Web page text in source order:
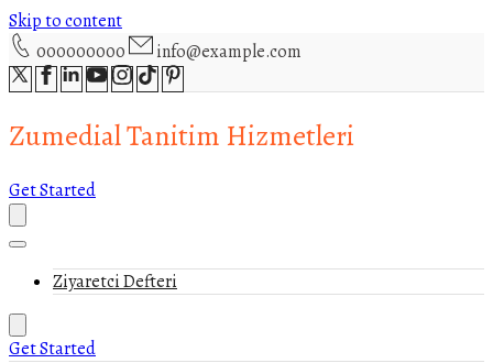
Skip to content
000000000
info@example.com
Zumedial Tanitim Hizmetleri
Get Started
Ziyaretci Defteri
Get Started